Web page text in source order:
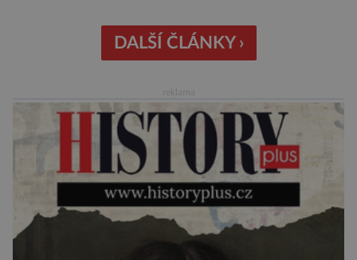
mohyl, které se nacházejí v ose té starší. Na
archeologických pracích se podíleli experti ze
DALŠÍ ČLÁNKY ›